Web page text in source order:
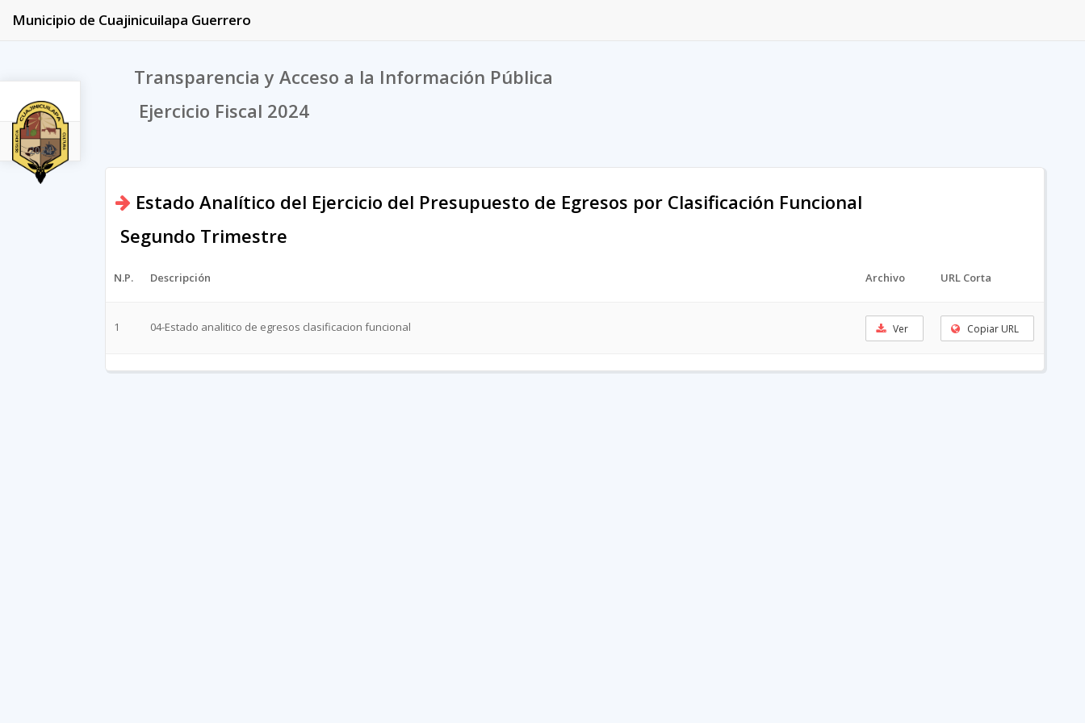
2024
Municipio de Cuajinicuilapa Guerrero
Transparencia y Acceso a la Información Pública
Ejercicio Fiscal 2024
Estado Analítico del Ejercicio del Presupuesto de Egresos por Clasificación Funcional
Segundo Trimestre
N.P. Descripción Archivo URL Corta
1 04-Estado analitico de egresos clasificacion funcional Ver Copiar URL